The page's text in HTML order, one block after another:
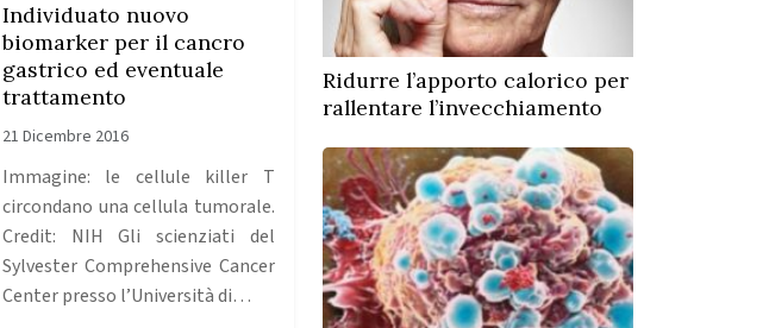
Individuato nuovo
biomarker per il cancro
gastrico ed eventuale
trattamento
21 Dicembre 2016
Immagine: le cellule killer T
circondano una cellula tumorale.
Credit: NIH Gli scienziati del
Sylvester Comprehensive Cancer
Center presso l’Università di…
Ridurre l’apporto calorico per
rallentare l’invecchiamento